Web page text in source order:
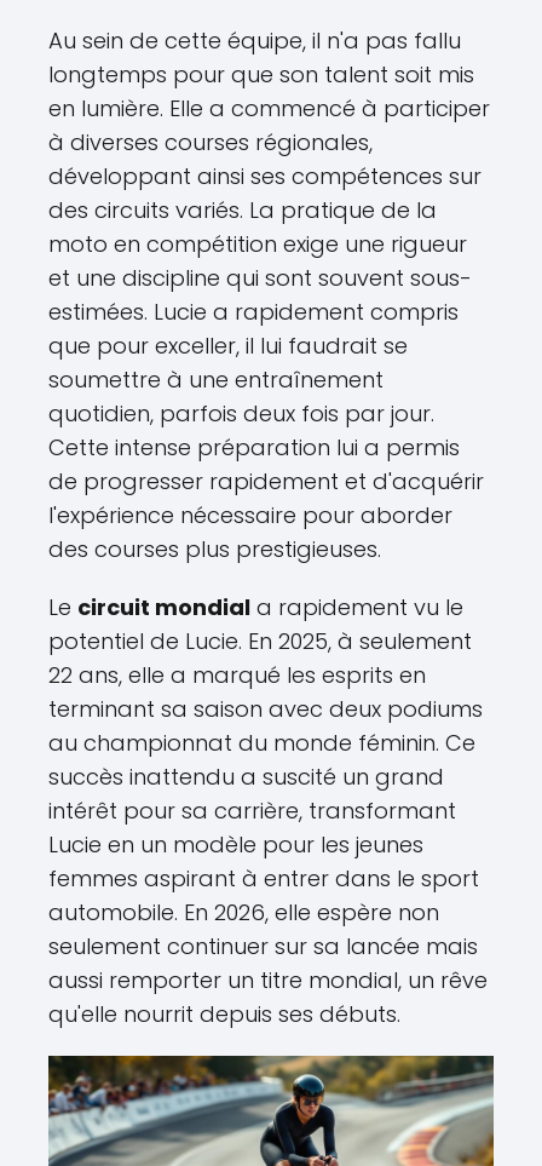
Au sein de cette équipe, il n'a pas fallu
longtemps pour que son talent soit mis
en lumière. Elle a commencé à participer
à diverses courses régionales,
développant ainsi ses compétences sur
des circuits variés. La pratique de la
moto en compétition exige une rigueur
et une discipline qui sont souvent sous-
estimées. Lucie a rapidement compris
que pour exceller, il lui faudrait se
soumettre à une entraînement
quotidien, parfois deux fois par jour.
Cette intense préparation lui a permis
de progresser rapidement et d'acquérir
l'expérience nécessaire pour aborder
des courses plus prestigieuses.
Le circuit mondial a rapidement vu le
potentiel de Lucie. En 2025, à seulement
22 ans, elle a marqué les esprits en
terminant sa saison avec deux podiums
au championnat du monde féminin. Ce
succès inattendu a suscité un grand
intérêt pour sa carrière, transformant
Lucie en un modèle pour les jeunes
femmes aspirant à entrer dans le sport
automobile. En 2026, elle espère non
seulement continuer sur sa lancée mais
aussi remporter un titre mondial, un rêve
qu'elle nourrit depuis ses débuts.